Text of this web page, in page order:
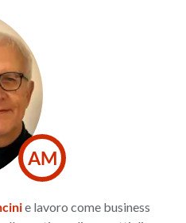
AM
e lavoro come business